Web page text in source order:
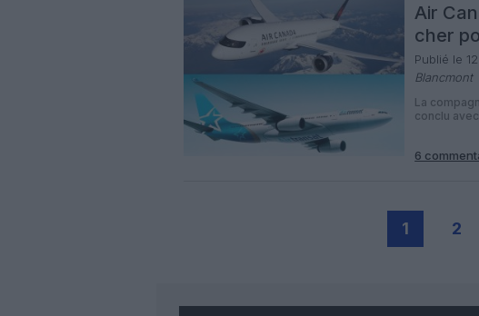
Air
cher
Publié le
Blancmont
La
conclu
du
modifiée »
nationale
6
1 2